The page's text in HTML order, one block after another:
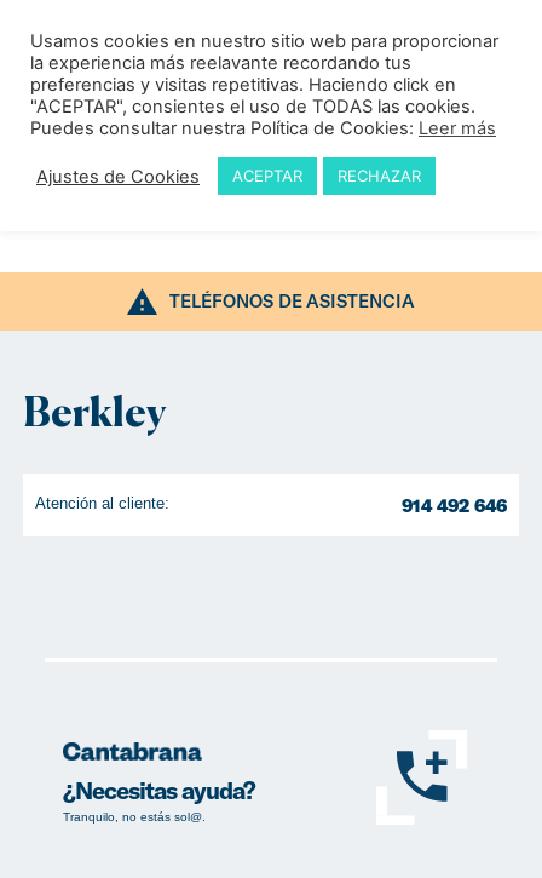
Asistencia
TELÉFONOS DE ASISTENCIA
Berkley
Atención al cliente: 914 492 646
¿Necesitas ayuda?
Tranquilo, no estás sol@.
Usamos cookies en nuestro sitio web para proporcionar
la experiencia más reelavante recordando tus
preferencias y visitas repetitivas. Haciendo click en
"ACEPTAR", consientes el uso de TODAS las cookies.
Puedes consultar nuestra Política de Cookies: Leer más
Ajustes de Cookies ACEPTAR RECHAZAR